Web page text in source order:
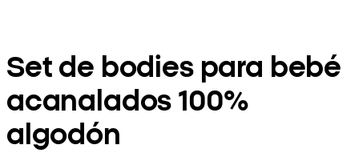
Set de bodies para bebé
acanalados 100%
algodón